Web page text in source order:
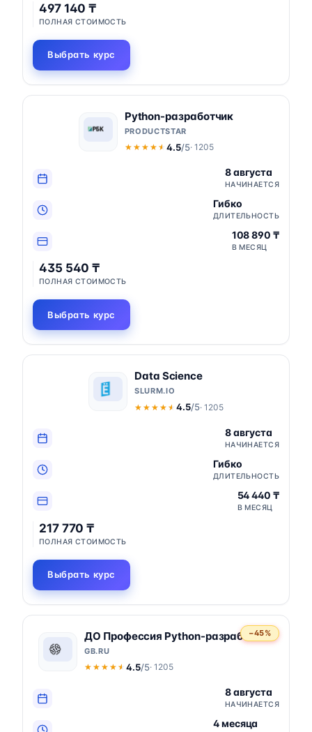
497 140 ₸
ПОЛНАЯ СТОИМОСТЬ
Выбрать курс
Python-разработчик
PRODUCTSTAR
★★★★★
★★★★★ 4.5/5· 1205
8 августа
НАЧИНАЕТСЯ
Гибко
ДЛИТЕЛЬНОСТЬ
108 890 ₸
В МЕСЯЦ
435 540 ₸
ПОЛНАЯ СТОИМОСТЬ
Выбрать курс
Data Science
SLURM.IO
★★★★★
★★★★★ 4.5/5· 1205
8 августа
НАЧИНАЕТСЯ
Гибко
ДЛИТЕЛЬНОСТЬ
54 440 ₸
В МЕСЯЦ
217 770 ₸
ПОЛНАЯ СТОИМОСТЬ
Выбрать курс
−45%
ДО Профессия Python-разработчик
GB.RU
★★★★★
★★★★★4.5/5· 1205
8 августа
НАЧИНАЕТСЯ
4 месяца